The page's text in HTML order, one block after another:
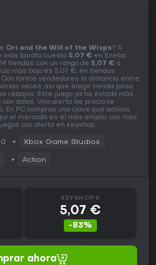
Ori and the Will of the Wisps? A
más barata cuesta 5,07 € en Eneba.
tiendas, con un rango de 5,07 € a
más bajo es 5,07 €, en tiendas
Con tantos vendedores la distancia entre
veces, así que elegir tienda pesa
rebajas. Este juego ya ha estado más
con datos. Una alerta de precio te
En PC compras una clave que activas
el mercado es el más amplio, con más
con oferta en keyshop.
Xbox Game Studios
Action
KEYSHOPS
5,07 €
-83%
ahora